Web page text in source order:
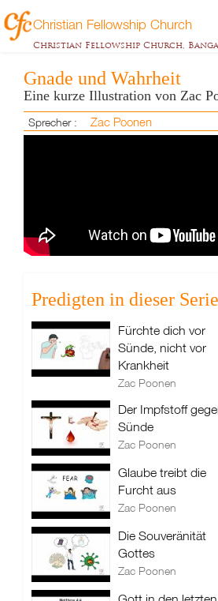
Christian Fellowship Church
Christian Fellowship Church,
Gnade und Wahrheit
Eine kurze Illustration von Zac
Sprecher : Zac Poonen
Predigten in dieser Serie
Fürchte dich vor
Sünde, nicht vor
Krankheit
Zac Poonen
Der Impfstoff
Sünde
Zac Poonen
Glaube treibt die
Furcht aus
Zac Poonen
Die Souveränität
Gottes
Zac Poonen